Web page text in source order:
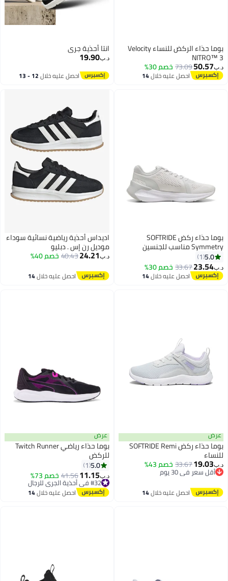
بوما حذاء الركض للنساء Velocity
NITRO™ 3
د.ب‏50.57
73.09خصم 30%
احصل عليه خلال14
انتا أحذية جري
د.ب‏19.90
احصل عليه خلال 12 - 13
بوما حذاء ركض SOFTRIDE
Symmetry مناسب للجنسين
5.0
1
د.ب‏23.54
33.67خصم 30%
احصل عليه خلال14
اديداس أحذية رياضية نسائية سوداء
موديل رن إس . دبليو
د.ب‏24.21
40.43خصم 40%
احصل عليه خلال14
عرض
بوما حذاء ركض SOFTRIDE Remi
للنساء
د.ب‏19.03
33.67خصم 43%
أقل سعر في 30 يوم
أقل سعر في 30 يوم
احصل عليه خلال14
عرض
بوما حذاء رياضي Twitch Runner
للركض
5.0
1
د.ب‏11.15
41.56خصم 73% #32 في أحذية الجري للرجال
أقل سعر في 7 يوم
#32 في أحذية الجري للرجال احصل عليه خلال14